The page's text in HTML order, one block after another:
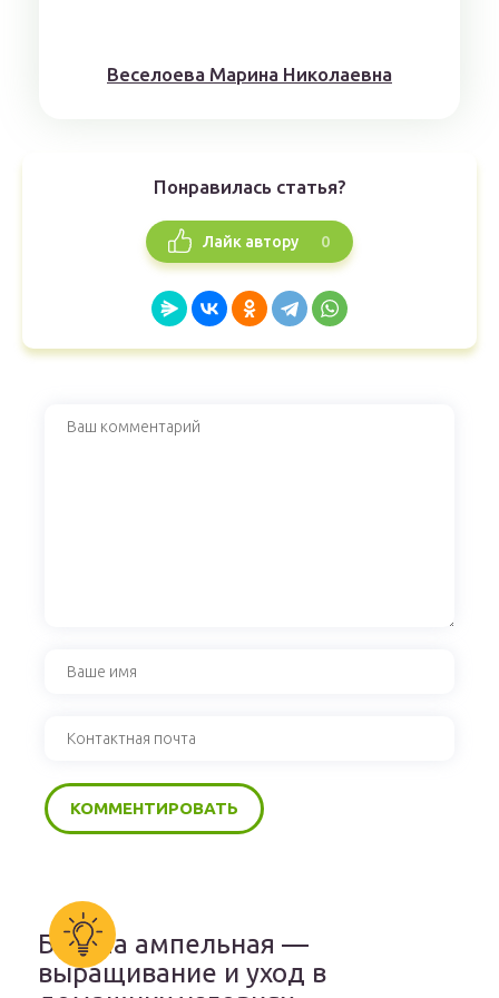
Веселоева Марина Николаевна
Понравилась статья?
Лайк автору 0
Бакопа ампельная —
выращивание и уход в